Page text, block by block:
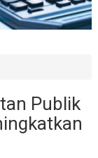
Publik